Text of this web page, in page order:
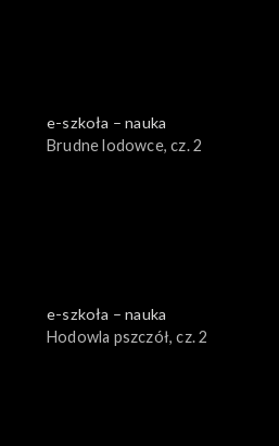
e-szkoła – nauka
Brudne lodowce, cz. 2
e-szkoła – nauka
Hodowla pszczół, cz. 2